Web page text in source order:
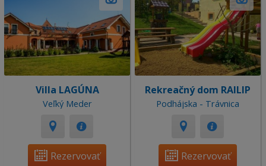
Villa LAGÚNA
Veľký Meder
Rezervovať
Rekreačný dom RAILIP
Podhájska - Trávnica
Rezervovať